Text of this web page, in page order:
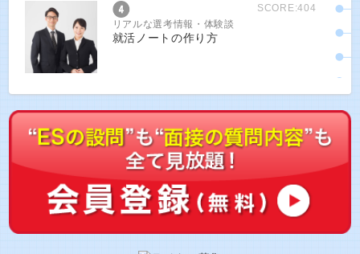
SCORE:404
リアルな選考情報・体験談
就活ノートの作り方